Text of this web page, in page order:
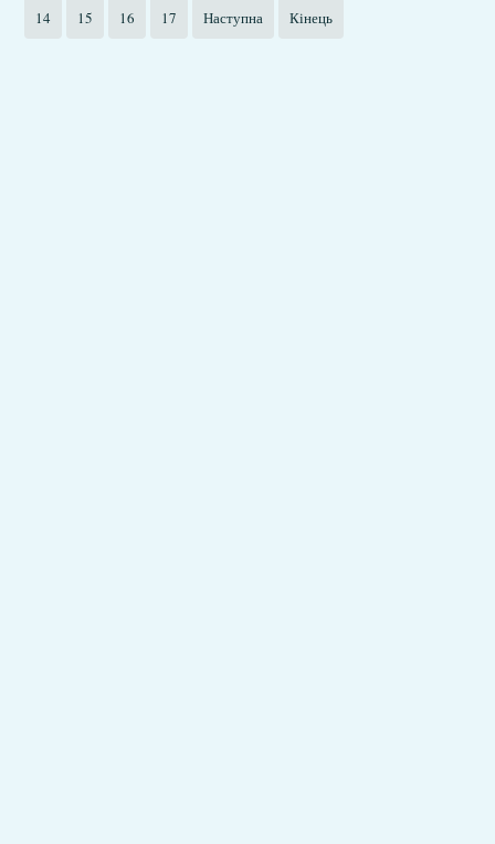
14 15 16 17 Наступна Кінець